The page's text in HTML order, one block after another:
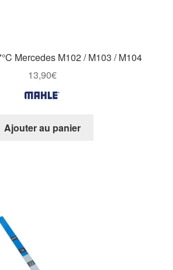
Mercedes M102 / M103 / M104
13,90€
Ajouter au panier